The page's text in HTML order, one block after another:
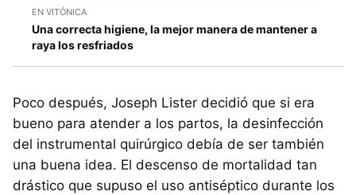
EN VITÓNICA
Una correcta higiene, la mejor manera de mantener a
raya los resfriados
Poco después, Joseph Lister decidió que si era
bueno para atender a los partos, la desinfección
del instrumental quirúrgico debía de ser también
una buena idea. El descenso de mortalidad tan
drástico que supuso el uso antiséptico durante los